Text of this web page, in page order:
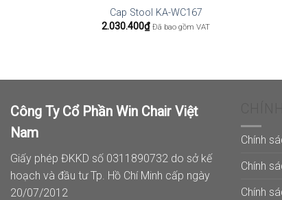
Cap Stool KA-WC167
2.030.400₫ Đã bao gồm VAT
Công Ty Cổ Phần Win Chair Việt
Nam
Giấy phép ĐKKD số 0311890732 do sở kế
hoạch và đầu tư Tp. Hồ Chí Minh cấp ngày
20/07/2012
Chính
Chính
Chính